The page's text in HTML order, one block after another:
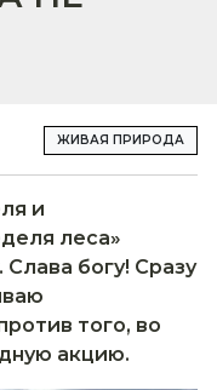
ЖИВАЯ ПРИРОДА
и
леса»
богу! Сразу
того, во
акцию.